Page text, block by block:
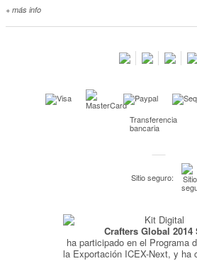
+ más info
Kimidori PRINT, nuestro servicio de impresión de
Pago seguro y financiación
Condiciones generales de Compra
Transferencia
bancaria
Sitio seguro:
Crafters Global 2014
ha participado en el Programa
la Exportación ICEX-Next, y ha